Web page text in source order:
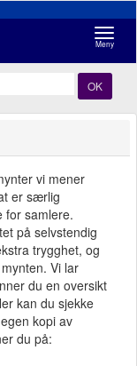
Meny
OK
vi mener
er særlig
for samlere.
på selvstendig
trygghet, og
Vi lar
du en oversikt
kan du sjekke
kopi av
du på: